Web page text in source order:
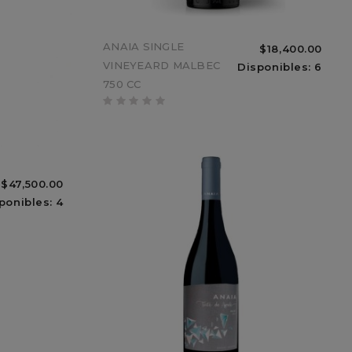
HINKS &amp; SONS
INDIAN TONIC 200CC
$2,200.00
Sin Stock
$47,500.00
4
ANAIA SINGLE
VINEYEARD MALBEC
750 CC
$18,400.00
Disponibles: 6